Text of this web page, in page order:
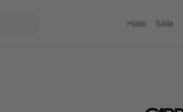
Hjälp Sälja